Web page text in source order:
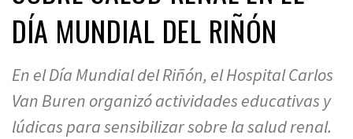
DÍA MUNDIAL DEL RIÑÓN
En el Día Mundial del Riñón, el Hospital Carlos
Van Buren organizó actividades educativas y
lúdicas para sensibilizar sobre la salud renal.